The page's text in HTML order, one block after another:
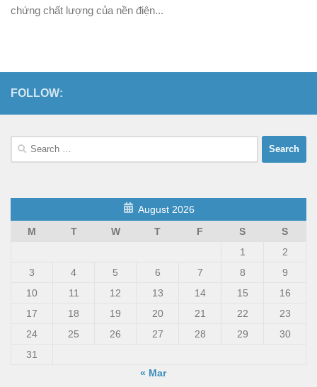
chứng chất lượng của nền điện...
FOLLOW:
Search
August 2026
M
T W T F S
S
1
2
3
4 5 6 7 8
9
10
11 12 13 14 15
16
17
18 19 20 21 22
23
24
25 26 27 28 29
30
31
« Mar